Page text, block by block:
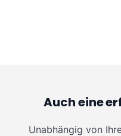
Auch eine
Unabhängig von